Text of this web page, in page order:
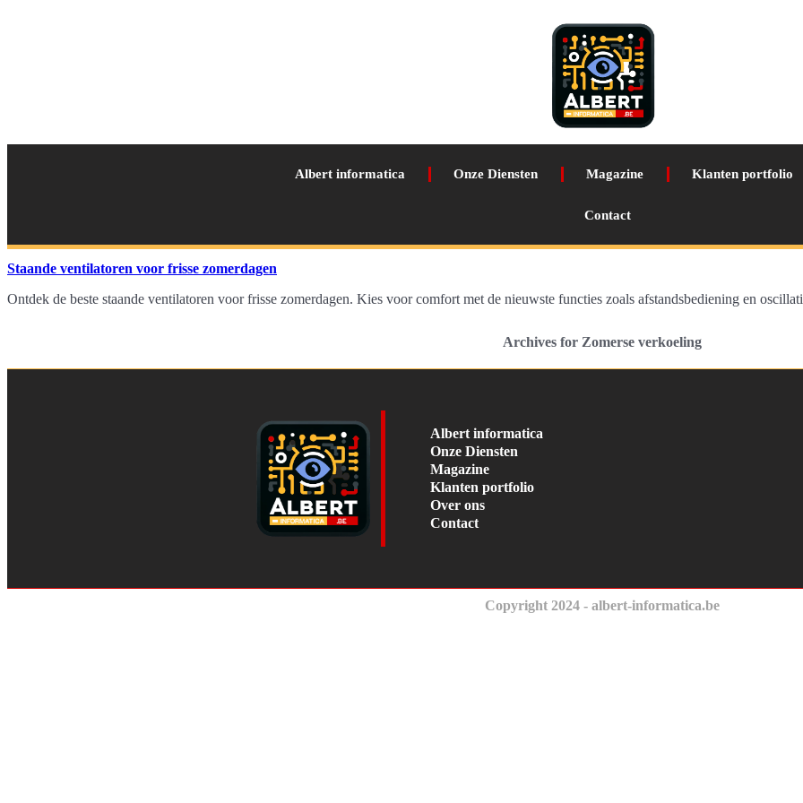
Albert informatica Onze Diensten Magazine Klanten portfolio
Contact
Staande ventilatoren voor frisse zomerdagen
Ontdek de beste staande ventilatoren voor frisse zomerdagen. Kies voor comfort met de nieuwste functies zoals afstandsbediening en
Archives for Zomerse verkoeling
Albert informatica
Onze Diensten
Magazine
Klanten portfolio
Over ons
Contact
Copyright 2024 - albert-informatica.be